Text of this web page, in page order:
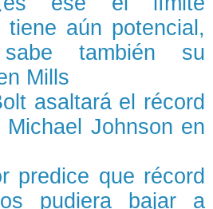
tiene aún potencial,
también su
Mills
asaltará el récord
Johnson en
predice que récord
pudiera bajar a